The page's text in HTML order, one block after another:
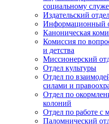
социальному
Издательский
Информационный
Каноническая
Комиссия по
и детства
Миссионерский
Отдел культуры
Отдел по
силами и
Отдел по
колоний
Отдел по работе с
Паломнический